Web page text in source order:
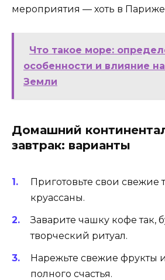
мероприятия — хоть в
Что такое море:
особенности и влияние
Земли
Домашний
завтрак: варианты
Приготовьте свои свежие
круассаны.
Заварите чашку кофе так,
творческий ритуал.
Нарежьте свежие фрукты
полного счастья.